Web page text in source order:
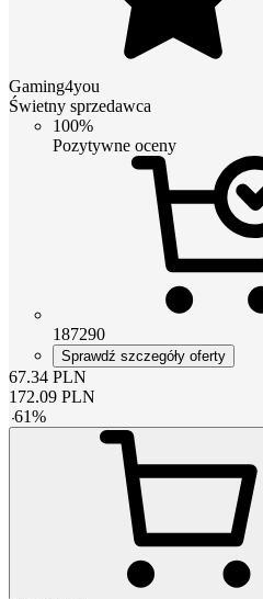
Gaming4you
Świetny sprzedawca
100%
Pozytywne oceny
187290
Sprawdź szczegóły oferty
67.34 PLN
172.09 PLN
-61%